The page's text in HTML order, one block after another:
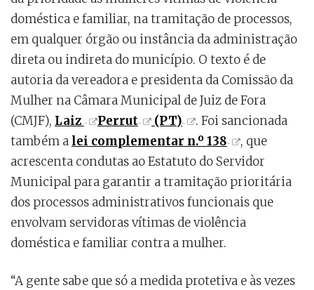
doméstica e familiar, na tramitação de processos,
em qualquer órgão ou instância da administração
direta ou indireta do município. O texto é de
autoria da vereadora e presidenta da Comissão da
Mulher na Câmara Municipal de Juiz de Fora
(CMJF), Laiz Perrut (PT)
. Foi sancionada
também a lei complementar n.º 138
, que
acrescenta condutas ao Estatuto do Servidor
Municipal para garantir a tramitação prioritária
dos processos administrativos funcionais que
envolvam servidoras vítimas de violência
doméstica e familiar contra a mulher.
“A gente sabe que só a medida protetiva e às vezes